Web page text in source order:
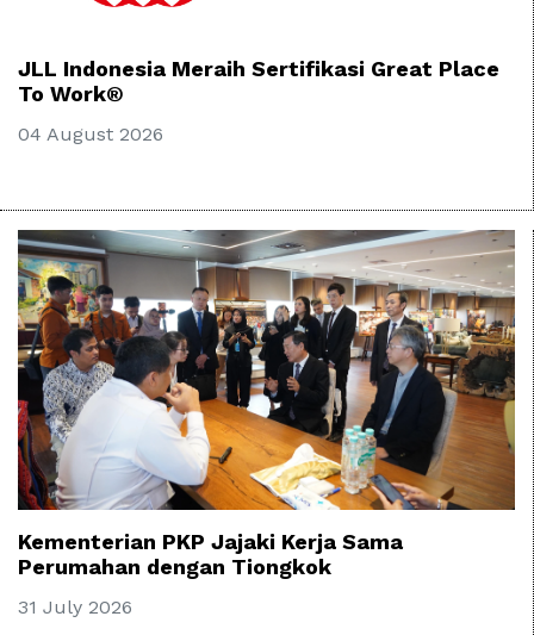
JLL Indonesia Meraih Sertifikasi Great Place
To Work®
04 August 2026
Kementerian PKP Jajaki Kerja Sama
Perumahan dengan Tiongkok
31 July 2026